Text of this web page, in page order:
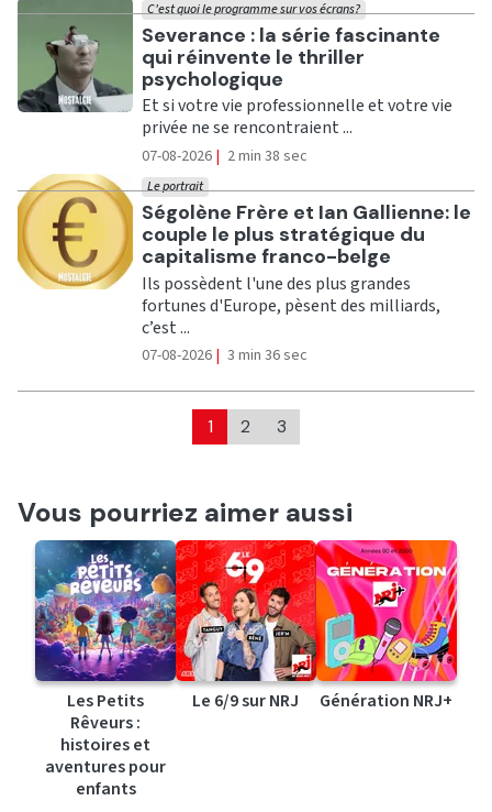
Ecouter
Severance : la série fascinante
qui réinvente le thriller
psychologique
C'est quoi le programme sur vos écrans?
Et si votre vie professionnelle et votre vie
privée ne se rencontraient ...
07-08-2026 | 2 min 38 sec
Ecouter
Ségolène Frère et Ian Gallienne: le
couple le plus stratégique du
capitalisme franco-belge
Le portrait
Ils possèdent l'une des plus grandes
fortunes d'Europe, pèsent des milliards,
c’est ...
07-08-2026 | 3 min 36 sec
1 2 3
Vous pourriez aimer aussi
Les Petits
Rêveurs :
histoires et
aventures pour
enfants
Le 6/9 sur NRJ Génération NRJ+